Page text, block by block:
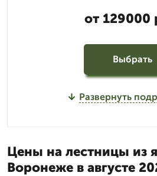
от 129000
Выбрать
Развернуть
Цены на лестницы из
Воронеже в августе